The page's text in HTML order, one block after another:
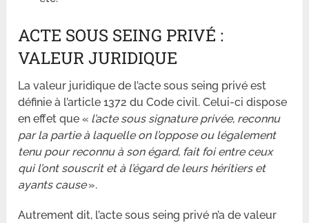
ACTE SOUS SEING PRIVÉ :
VALEUR JURIDIQUE
La valeur juridique de l’acte sous seing privé est
définie à l’article 1372 du Code civil. Celui-ci dispose
en effet que « l’acte sous signature privée, reconnu
par la partie à laquelle on l’oppose ou légalement
tenu pour reconnu à son égard, fait foi entre ceux
qui l’ont souscrit et à l’égard de leurs héritiers et
ayants cause».
Autrement dit, l’acte sous seing privé n’a de valeur